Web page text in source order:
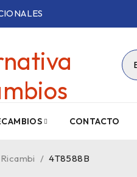
CONTACTO
/ 4T8588B